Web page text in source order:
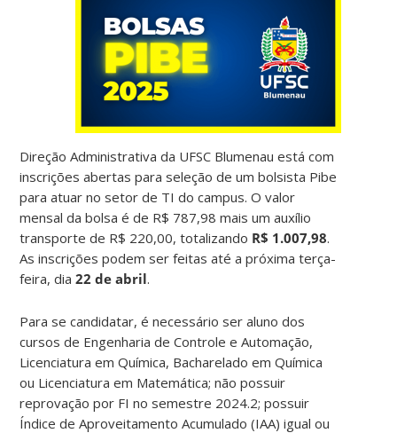
Direção Administrativa da UFSC Blumenau está com
inscrições abertas para seleção de um bolsista Pibe
para atuar no setor de TI do campus. O valor
mensal da bolsa é de R$ 787,98 mais um auxílio
transporte de R$ 220,00, totalizando R$ 1.007,98.
As inscrições podem ser feitas até a próxima terça-
feira, dia 22 de abril.
Para se candidatar, é necessário ser aluno dos
cursos de Engenharia de Controle e Automação,
Licenciatura em Química, Bacharelado em Química
ou Licenciatura em Matemática; não possuir
reprovação por FI no semestre 2024.2; possuir
Índice de Aproveitamento Acumulado (IAA) igual ou